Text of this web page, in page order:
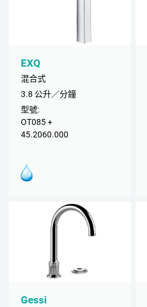
EXQ
混合式
3.8 公升／分鐘
型號:
OT085 +
45.2060.000
Gessi